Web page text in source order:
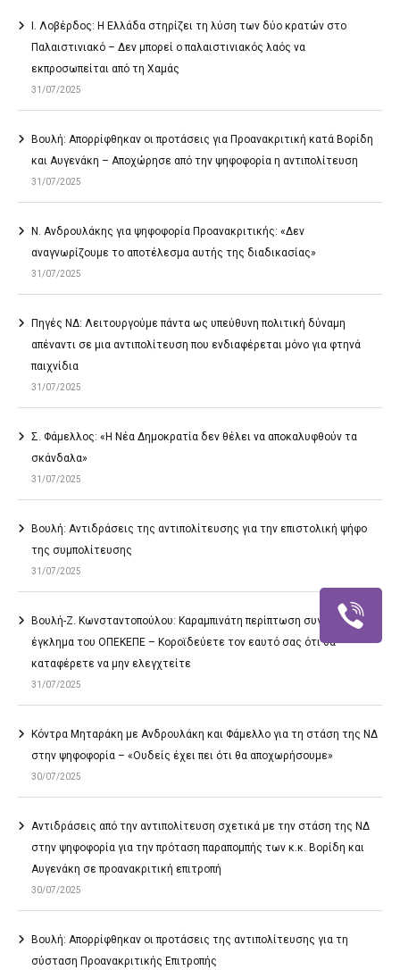
Ι. Λοβέρδος: Η Ελλάδα στηρίζει τη λύση των δύο κρατών στο
Παλαιστινιακό – Δεν μπορεί ο παλαιστινιακός λαός να
εκπροσωπείται από τη Χαμάς
31/07/2025
Βουλή: Απορρίφθηκαν οι προτάσεις για Προανακριτική κατά Βορίδη
και Αυγενάκη – Αποχώρησε από την ψηφοφορία η αντιπολίτευση
31/07/2025
Ν. Ανδρουλάκης για ψηφοφορία Προανακριτικής: «Δεν
αναγνωρίζουμε το αποτέλεσμα αυτής της διαδικασίας»
31/07/2025
Πηγές ΝΔ: Λειτουργούμε πάντα ως υπεύθυνη πολιτική δύναμη
απέναντι σε μια αντιπολίτευση που ενδιαφέρεται μόνο για φτηνά
παιχνίδια
31/07/2025
Σ. Φάμελλος: «Η Νέα Δημοκρατία δεν θέλει να αποκαλυφθούν τα
σκάνδαλα»
31/07/2025
Βουλή: Αντιδράσεις της αντιπολίτευσης για την επιστολική ψήφο
της συμπολίτευσης
31/07/2025
Βουλή-Ζ. Κωνσταντοπούλου: Καραμπινάτη περίπτωση συγκάλυψης το
έγκλημα του ΟΠΕΚΕΠΕ – Κοροϊδεύετε τον εαυτό σας ότι θα
καταφέρετε να μην ελεγχτείτε
31/07/2025
Κόντρα Μηταράκη με Ανδρουλάκη και Φάμελλο για τη στάση της ΝΔ
στην ψηφοφορία – «Ουδείς έχει πει ότι θα αποχωρήσουμε»
30/07/2025
Αντιδράσεις από την αντιπολίτευση σχετικά με την στάση της ΝΔ
στην ψηφοφορία για την πρόταση παραπομπής των κ.κ. Βορίδη και
Αυγενάκη σε προανακριτική επιτροπή
30/07/2025
Βουλή: Απορρίφθηκαν οι προτάσεις της αντιπολίτευσης για τη
σύσταση Προανακριτικής Επιτροπής